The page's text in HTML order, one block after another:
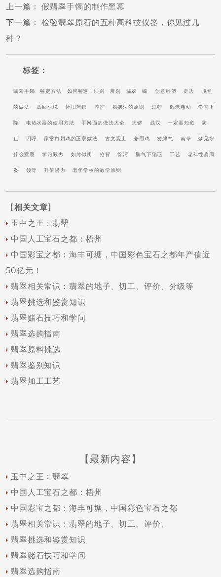
上一篇 ：假翡翠手镯的制作黑幕
下一篇 ：检验翡翠原石的五种高科技仪器，你见过几
种？
标签：
翡翠手镯 鉴定方法 如何鉴定 识别 辨别 翡翠 镯 创意雕塑 走边 嘎鱼
的做法 章回小说 怀旧营销 养护 婚姻法的原则 江苏 敬老慈幼 学习下
降 电热水器的使用方法 手擀面的做法大全 大锣 战汉 一定要知道 防
止 四呼 家常白切鸡的正宗做法 古文观止 兼用鸡 发脾气 南拳 梦见水
什么意思 学习毅力 如封似闭 抢背 徐渭 脾气下陷证 工艺 老年性肩周
炎 领导 升值潜力 老年学校的教学原则
【 相关文章】
玉中之王：翡翠
中国人工宝石之都：梧州
中国彩宝之都：海丰可塘，中国彩色宝石之都年产值近
50亿元！
翡翠相关常识：翡翠的地子、切工、评价、分级等
翡翠挑选和鉴赏知识
翡翠赌石技巧和学问
翡翠选购指南
翡翠原料挑选
翡翠鉴别知识
翡翠加工工艺
【最新内容】
玉中之王：翡翠
中国人工宝石之都：梧州
中国彩宝之都：海丰可塘，中国彩色宝石之都
翡翠相关常识：翡翠的地子、切工、评价、
翡翠挑选和鉴赏知识
翡翠赌石技巧和学问
翡翠选购指南